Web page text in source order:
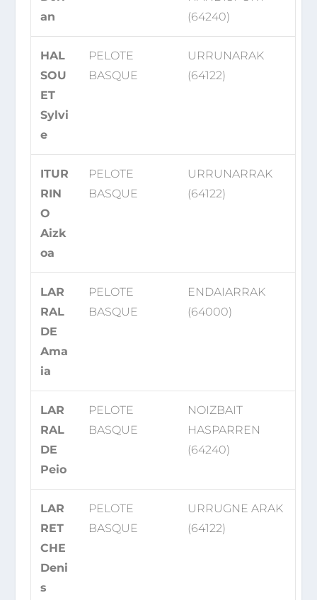
an
(64240)
HAL
SOU
ET
Sylvi
e
PELOTE
BASQUE
URRUNARAK
(64122)
ITUR
RIN
O
Aizk
oa
PELOTE
BASQUE
URRUNARRAK
(64122)
LAR
RAL
DE
Ama
ia
PELOTE
BASQUE
ENDAIARRAK
(64000)
LAR
RAL
DE
Peio
PELOTE
BASQUE
NOIZBAIT
HASPARREN
(64240)
LAR
RET
CHE
Deni
s
PELOTE
BASQUE
URRUGNE ARAK
(64122)